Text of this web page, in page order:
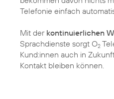
Telefonie einfach
Mit der kontinuierlichen
Sprachdienste sorgt O2
Kund:innen auch in
Kontakt bleiben können.